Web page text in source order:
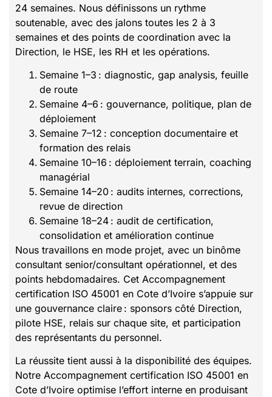
24 semaines. Nous définissons un rythme
soutenable, avec des jalons toutes les 2 à 3
semaines et des points de coordination avec la
Direction, le HSE, les RH et les opérations.
Semaine 1–3 : diagnostic, gap analysis, feuille
de route
Semaine 4–6 : gouvernance, politique, plan de
déploiement
Semaine 7–12 : conception documentaire et
formation des relais
Semaine 10–16 : déploiement terrain, coaching
managérial
Semaine 14–20 : audits internes, corrections,
revue de direction
Semaine 18–24 : audit de certification,
consolidation et amélioration continue
Nous travaillons en mode projet, avec un binôme
consultant senior/consultant opérationnel, et des
points hebdomadaires. Cet Accompagnement
certification ISO 45001 en Cote d’Ivoire s’appuie sur
une gouvernance claire : sponsors côté Direction,
pilote HSE, relais sur chaque site, et participation
des représentants du personnel.
La réussite tient aussi à la disponibilité des équipes.
Notre Accompagnement certification ISO 45001 en
Cote d’Ivoire optimise l’effort interne en produisant